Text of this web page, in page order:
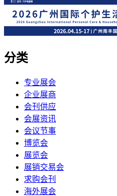
分类
专业展会
企业展商
会刊供应
会展资讯
会议节事
博览会
展览会
展销交易会
求购会刊
海外展会